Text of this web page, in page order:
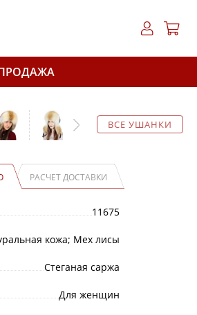
ВСЕ УШАНКИ
РАСЧЕТ ДОСТАВКИ
11675
кожа; Мех лисы
Стеганая саржа
Для женщин